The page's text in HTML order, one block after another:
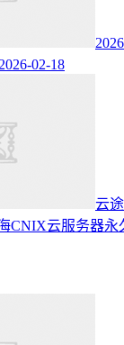
02-18
云
CNIX云服务器永